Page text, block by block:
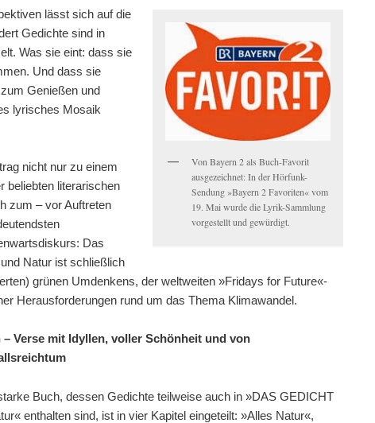
Von Bayern 2 als Buch-Favorit
ausgezeichnet: In der Hörfunk-
Sendung »Bayern 2 Favoriten« vom
19. Mai wurde die Lyrik-Sammlung
vorgestellt und gewürdigt.
lässt sich auf die
Gedichte sind in
Was sie eint: dass sie
Und dass sie
Genießen und
lyrisches Mosaik
nicht nur zu einem
beliebten literarischen
zum – vor Auftreten
Das
Natur ist schließlich
grünen Umdenkens, der weltweiten »Fridays for Future«-
Herausforderungen rund um das Thema Klimawandel.
Verse mit Idyllen, voller Schönheit und von
Buch, dessen Gedichte teilweise auch in »DAS GEDICHT
enthalten sind, ist in vier Kapitel eingeteilt: »Alles Natur«,